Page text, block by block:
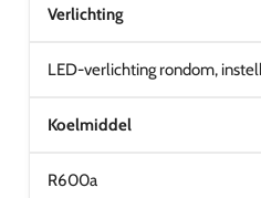
Verlichting
LED-verlichting rondom,
Koelmiddel
R600a